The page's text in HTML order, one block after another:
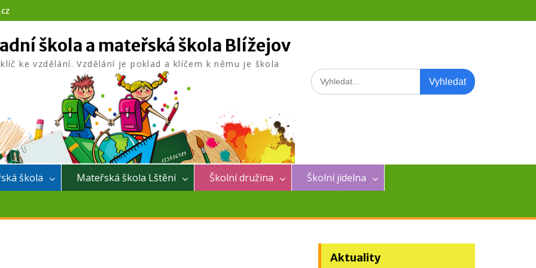
škola a mateřská škola Blížejov
ke vzdělání. Vzdělání je poklad a klíčem k němu je škola
Search
for:
škola Mateřská škola Lštění Školní družina
Školní jídelna
Aktuality